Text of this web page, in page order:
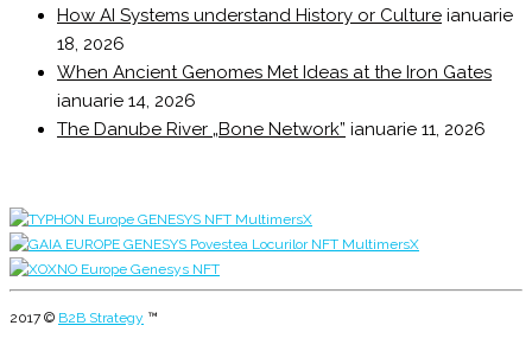
How AI Systems understand History or Culture ianuarie
18, 2026
When Ancient Genomes Met Ideas at the Iron Gates
ianuarie 14, 2026
The Danube River „Bone Network” ianuarie 11, 2026
2017 © B2B Strategy ™